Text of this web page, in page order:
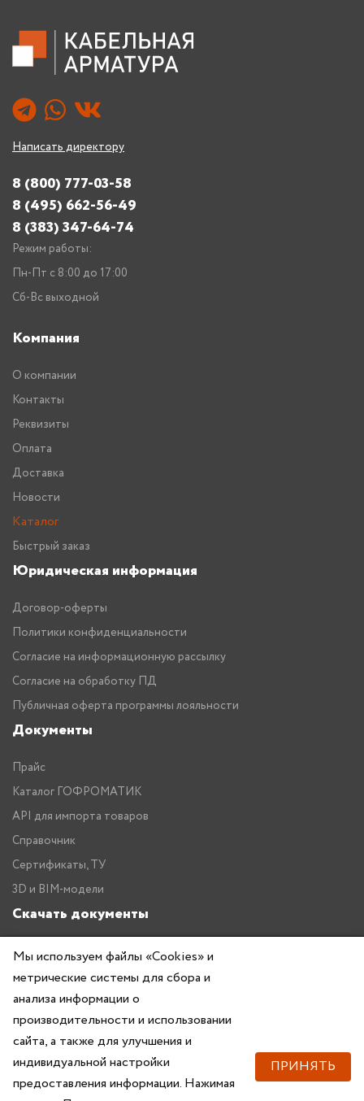
Написать директору
8 (800) 777-03-58
8 (495) 662-56-49
8 (383) 347-64-74
Режим работы:
Пн-Пт с 8:00 до 17:00
Сб-Вс выходной
Компания
О компании
Контакты
Реквизиты
Оплата
Доставка
Новости
Каталог
Быстрый заказ
Юридическая информация
Договор-оферты
Политики конфиденциальности
Согласие на информационную рассылку
Согласие на обработку ПД
Публичная оферта программы лояльности
Документы
Прайс
Каталог ГОФРОМАТИК
API для импорта товаров
Справочник
Сертификаты, ТУ
3D и BIM-модели
Скачать документы
Прайс
Каталог ГОФРОМАТИК
Copyright © 2026 — ZKABEL.RU Все права защищены
Мы используем файлы «Cookies» и
метрические системы для сбора и
анализа информации о
производительности и использовании
сайта, а также для улучшения и
индивидуальной настройки
предоставления информации. Нажимая
ПРИНЯТЬ